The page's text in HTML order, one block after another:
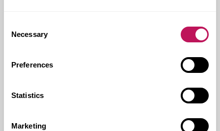
Selection
Necessary
Preferences
Statistics
Marketing
Projektet ska vara klart i april 2026 och blir en jättefin
– Fortifikationsverket har väldigt mycket på gång
mycket. Dessutom ligger just Halmstad bra till för fler
framtida satsningar inom försvaret.